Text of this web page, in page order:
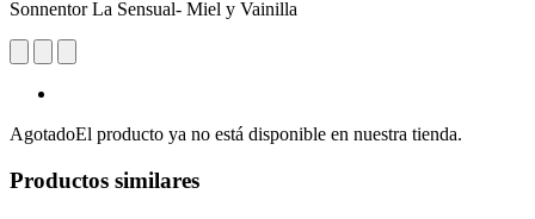
Sonnentor La Sensual- Miel y Vainilla
AgotadoEl producto ya no está disponible en nuestra tienda.
Productos similares